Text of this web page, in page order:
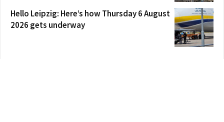
Hello Leipzig: Here’s how Thursday 6 August
2026 gets underway